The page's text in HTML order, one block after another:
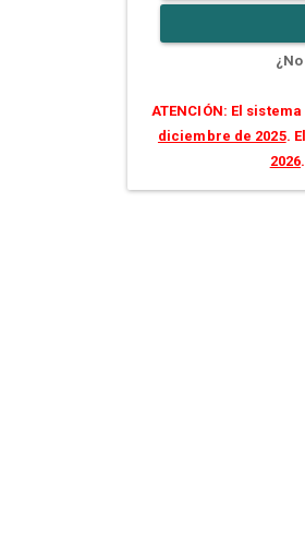
ATENCIÓN: El
diciembre de 2025.
2026